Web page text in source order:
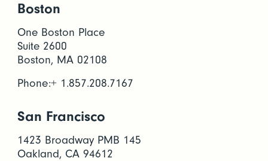
Boston
One Boston Place
Suite 2600
Boston, MA 02108
Phone:+ 1.857.208.7167
San Francisco
1423 Broadway PMB 145
Oakland, CA 94612